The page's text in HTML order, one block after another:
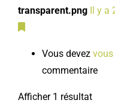
transparent.png Il y a
Vous devez vous
commentaire
Afficher 1 résultat